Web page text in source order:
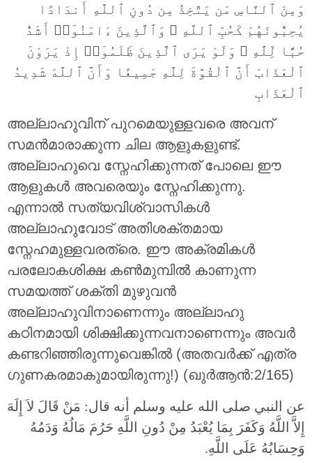
وَمِنَ ٱلنَّاسِ مَن يَتَّخِذُ مِن دُونِ ٱللَّهِ أَندَادًا
يُحِبُّونَهُمْ كَحُبِّ ٱللَّهِ ۖ وَٱلَّذِينَ ءَامَنُوٓا۟ أَشَدُّ
حُبًّا لِّلَّهِ ۗ وَلَوْ يَرَى ٱلَّذِينَ ظَلَمُوٓا۟ إِذْ يَرَوْنَ
ٱلْعَذَابَ أَنَّ ٱلْقُوَّةَ لِلَّهِ جَمِيعًا وَأَنَّ ٱللَّهَ شَدِيدُ
ٱلْعَذَابِ
അല്ലാഹുവിന് പുറമെയുള്ളവരെ അവന്
സമന്‍മാരാക്കുന്ന ചില ആളുകളുണ്ട്‌.
അല്ലാഹുവെ സ്നേഹിക്കുന്നത് പോലെ ഈ
ആളുകള്‍ അവരെയും സ്നേഹിക്കുന്നു.
എന്നാല്‍ സത്യവിശ്വാസികള്‍
അല്ലാഹുവോട് അതിശക്തമായ
സ്നേഹമുള്ളവരത്രെ. ഈ അക്രമികള്‍
പരലോകശിക്ഷ കണ്‍മുമ്പില്‍ കാണുന്ന
സമയത്ത് ശക്തി മുഴുവന്‍
അല്ലാഹുവിനാണെന്നും അല്ലാഹു
കഠിനമായി ശിക്ഷിക്കുന്നവനാണെന്നും അവര്‍
കണ്ടറിഞ്ഞിരുന്നുവെങ്കില്‍ (അതവര്‍ക്ക് എത്ര
ഗുണകരമാകുമായിരുന്നു!) (ഖുർആൻ:2/165)
عن النبي صلى الله عليه وسلم أنه قال: مَنْ قَالَ لاَ إِلَهَ
إِلاَّ اللَّهُ وَكَفَرَ بِمَا يُعْبَدُ مِنْ دُونِ اللَّهِ حَرُمَ مَالُهُ وَدَمُهُ
وَحِسَابُهُ عَلَى اللَّهِ.